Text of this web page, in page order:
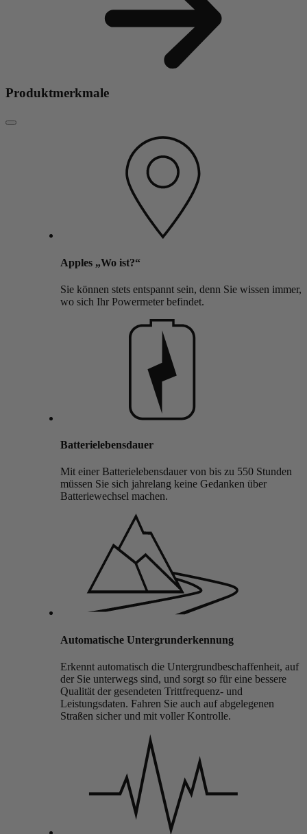
Produktmerkmale
Apples „Wo ist?“
Sie können stets entspannt sein, denn Sie wissen immer,
wo sich Ihr Powermeter befindet.
Batterielebensdauer
Mit einer Batterielebensdauer von bis zu 550 Stunden
müssen Sie sich jahrelang keine Gedanken über
Batteriewechsel machen.
Automatische Untergrunderkennung
Erkennt automatisch die Untergrundbeschaffenheit, auf
der Sie unterwegs sind, und sorgt so für eine bessere
Qualität der gesendeten Trittfrequenz- und
Leistungsdaten. Fahren Sie auch auf abgelegenen
Straßen sicher und mit voller Kontrolle.